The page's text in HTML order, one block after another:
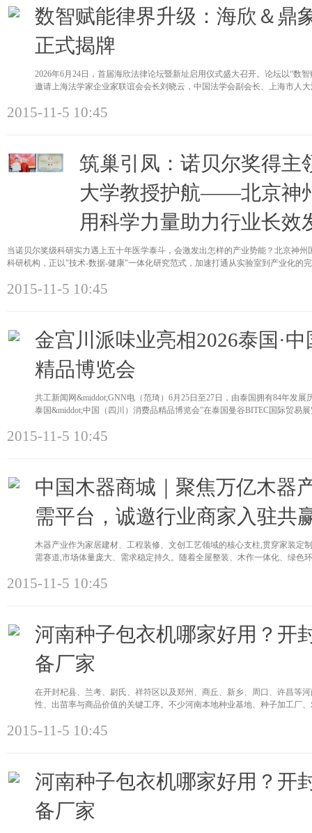
数智赋能律界升级：海欣＆鼎
正式揭牌
2026年6月24日，首届海欣法律论坛暨新址启用仪式盛大召开。论坛以“数
邀请上海法学家企业家联谊会会长刘晓云，中国法学会副会长、上海市人
2015-11-5 10:45
筑巢引凤：诺贝尔奖得主
大学教授护航——北京神
用科学力量助力行业长效
当诺贝尔奖级科研实力遇上五十年医学泰斗，会激发出怎样的产业势能？北京神
科研机构，正以"技术-数据-健康"一体化研究范式，加速打通从实验室到产业化的
2015-11-5 10:45
金宫川派味业亮相2026泰国·
精品博览会
共工新闻网&middot;GNN电（范琦）6月25日至27日，由泰国拥有84年发展
泰国&middot;中国（四川）消费品精品博览会”在泰国曼谷BITEC国际贸易
2015-11-5 10:45
中国木器商城｜聚焦万亿木器
需平台，诚邀行业商家入驻共
木器产业作为家居建材、工程装修、文创工艺领域的核心支柱,贯穿家装定
需赛道,市场体量庞大、需求稳定持久。随着全屋整装、木作一体化、绿色
2015-11-5 10:45
河南种子包衣机哪家好用？开
备厂家
在开封杞县、兰考、尉氏、祥符区以及郑州、商丘、新乡、周口、许昌等
性、出苗率与商品价值的关键工序。不少河南本地种业基地、种子加工厂
2015-11-5 10:45
河南种子包衣机哪家好用？开
备厂家